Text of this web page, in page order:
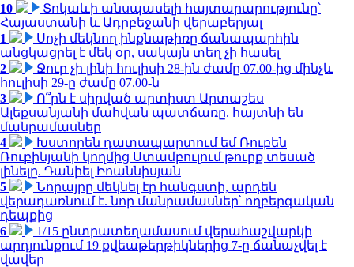
10
Տոկաևի անսպասելի հայտարարությունը՝
Հայաստանի և Ադրբեջանի վերաբերյալ
1
Սոչի մեկնող ինքնաթիռը ճանապարհին
անցկացրել է մեկ օր, սակայն տեղ չի հասել
2
Ջուր չի լինի հուլիսի 28-ին ժամը 07.00-ից մինչև
հուլիսի 29-ը ժամը 07.00-ն
3
Ո՞րն է սիրված արտիստ Արտաշես
Ալեքսանյանի մահվան պատճառը. հայտնի են
մանրամասներ
4
Խստորեն դատապարտում եմ Ռուբեն
Ռուբինյանի կողմից Ստամբուլում թուրք տեսած
լինելը. Դանիել Իոաննիսյան
5
Նորայրը մեկնել էր հանգստի, արդեն
վերադառնում է. նոր մանրամասներ՝ ողբերգական
դեպքից
6
1/15 ընտրատեղամասում վերահաշվարկի
արդյունքում 19 քվեաթերթիկներից 7-ը ճանաչվել է
վավեր